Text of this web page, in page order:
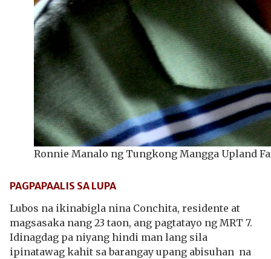
Ronnie Manalo ng Tungkong Mangga Upland
PAGPAPAALIS SA LUPA
Lubos na ikinabigla nina Conchita, residente at
magsasaka nang 23 taon, ang pagtatayo ng MRT 7.
Idinagdag pa niyang hindi man lang sila
ipinatawag kahit sa barangay upang abisuhan na